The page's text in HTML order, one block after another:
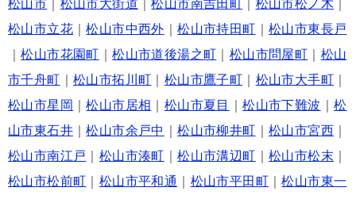
松山市 松山市大街道 ｜松山市南吉田町 松山市松ノ木
松山市立花 ｜松山市中西外 ｜松山市持田町 ｜松山市東長戸
｜松山市花園町 ｜松山市道後湯之町 松山市問屋町
松山
市千舟町
｜松山市拓川町 松山市鷹子町 松山市大手町
松山市星岡
｜松山市居相 松山市夏目 ｜松山市下難波 ｜松
山市東石井 ｜松山市余戸中 ｜松山市柳井町 ｜松山市宮西
松山市南江戸
松山市湊町 ｜松山市溝辺町 ｜松山市松末
松山市松前町
松山市平和通 松山市平田町 ｜松山市東一